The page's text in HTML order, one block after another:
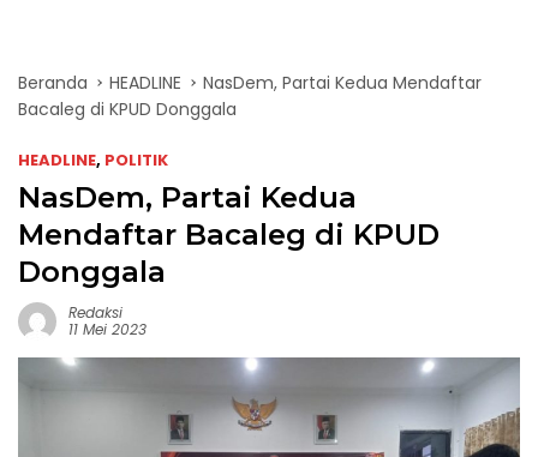
Beranda HEADLINE
NasDem, Partai Kedua Mendaftar
Bacaleg di KPUD Donggala
HEADLINE, POLITIK
NasDem, Partai Kedua
Mendaftar Bacaleg di KPUD
Donggala
Redaksi
11 Mei 2023